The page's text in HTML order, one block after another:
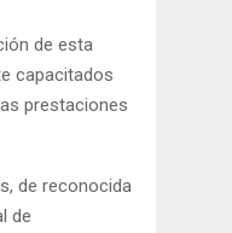
de esta
capacitados
prestaciones
de reconocida
de